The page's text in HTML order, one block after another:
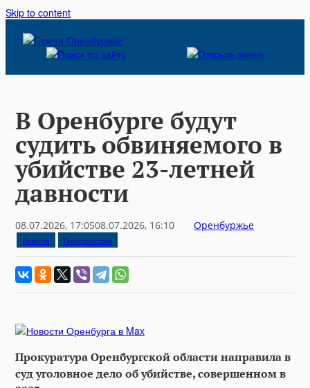
Skip to content
В Оренбурге будут
судить обвиняемого в
убийстве 23-летней
давности
08.07.2026, 17:0508.07.2026, 16:10 Оренбуржье
Новости Происшествия
Прокуратура Оренбургской области направила в
суд уголовное дело об убийстве, совершенном в